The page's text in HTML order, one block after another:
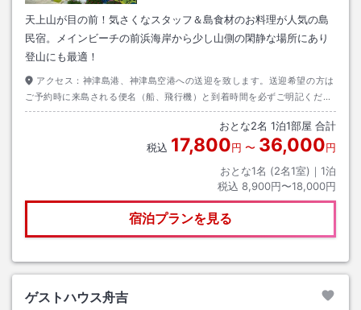
天上山が目の前！気さくなスタッフ＆島食材のお料理が人気の島
民宿。メインビーチの前浜海岸から少し山側の閑静な場所にあり
登山にも最適！
アクセス： 神津島港、神津島空港への送迎を致します。送迎希望の方は
ご予約時に来島される便名（船、飛行機）と到着時間を必ずご明記くださ
い
おとな2名 1泊1部屋 合計
税込 17,800円 〜 36,000円
おとな1名 (2名1室)｜ 1泊
税込 8,900円〜18,000円
宿泊プランを見る
ゲストハウス舟吉